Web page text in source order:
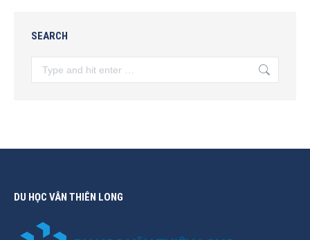
SEARCH
DU HỌC VÂN THIÊN LONG